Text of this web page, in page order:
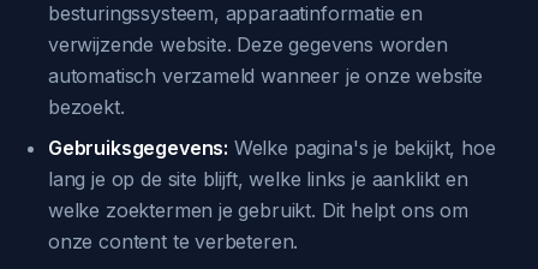
besturingssysteem, apparaatinformatie en
verwijzende website. Deze gegevens worden
automatisch verzameld wanneer je onze website
bezoekt.
Gebruiksgegevens: Welke pagina's je bekijkt, hoe
lang je op de site blijft, welke links je aanklikt en
welke zoektermen je gebruikt. Dit helpt ons om
onze content te verbeteren.